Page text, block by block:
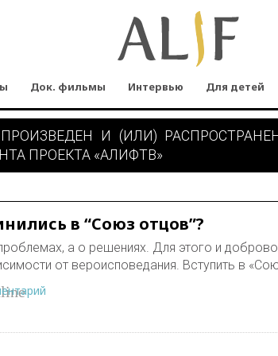
Док. фильмы Интервью Для детей
И (ИЛИ)
ПРОЕКТА «АЛИФТВ»
в “Союз отцов”?
а о решениях. Для этого и
от вероисповедания. Вступить в